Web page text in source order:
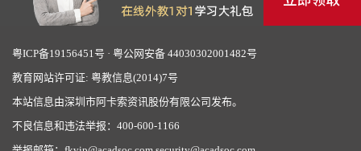
粤ICP备19156451号 · 粤公网安备 44030302001482号
教育网站许可证: 粤教信息(2014)7号
本站信息由深圳市阿卡索资讯股份有限公司发布。
不良信息和违法举报：400-600-1166